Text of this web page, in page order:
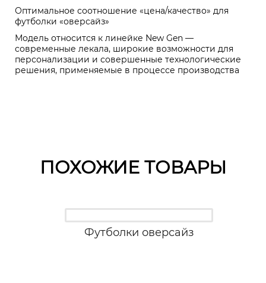
Оптимальное соотношение «цена/качество» для
футболки «оверсайз»
Модель относится к линейке New Gen —
современные лекала, широкие возможности для
персонализации и совершенные технологические
решения, применяемые в процессе производства
ПОХОЖИЕ ТОВАРЫ
Футболки оверсайз